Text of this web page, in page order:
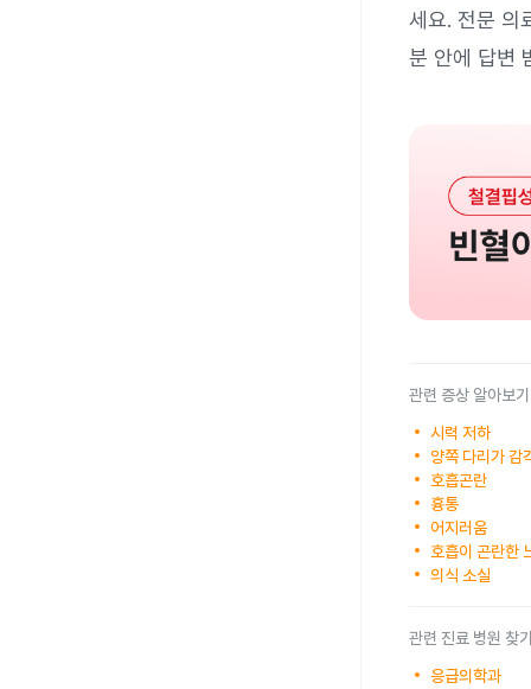
세요. 전문 의
분 안에 답변
관련 증상 알아보기
시력 저하
양쪽 다리가 감
호흡곤란
흉통
어지러움
호흡이 곤란한
의식 소실
관련 진료 병원 찾
응급의학과